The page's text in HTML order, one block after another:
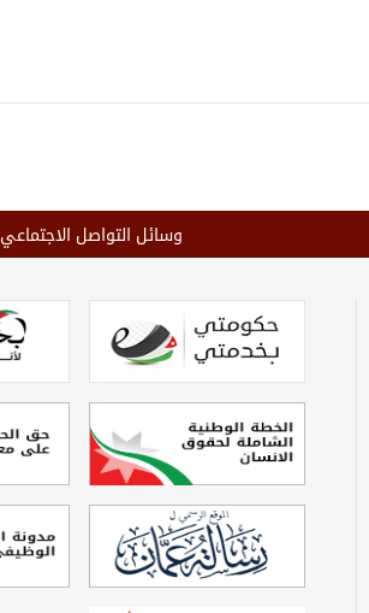
وسائل التواصل الاجتماعي